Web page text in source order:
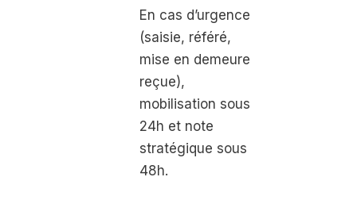
En cas d’urgence
(saisie, référé,
mise en demeure
reçue),
mobilisation sous
24h et note
stratégique sous
48h.